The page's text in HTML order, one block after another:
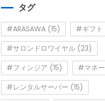
ー
タグ
#ARASAWA (15) #ギフト
#サロンドロワイヤル (23)
#フィンジア (15) #マネー
#レンタルサーバー (15)